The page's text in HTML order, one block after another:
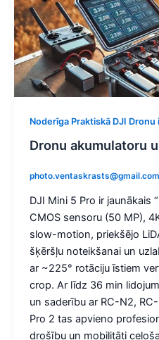
Noderīga Praktiskā DJI Dronu
Dronu akumulatoru
photo.ventaskrasts@gmail.com
DJI Mini 5 Pro ir jaunākais
CMOS sensoru (50 MP),
slow-motion, priekšējo
šķēršļu noteikšanai un
ar ~225° rotāciju īstiem
crop. Ar līdz 36 min
un saderību ar RC-N2,
Pro 2 tas apvieno
drošību un mobilitāti